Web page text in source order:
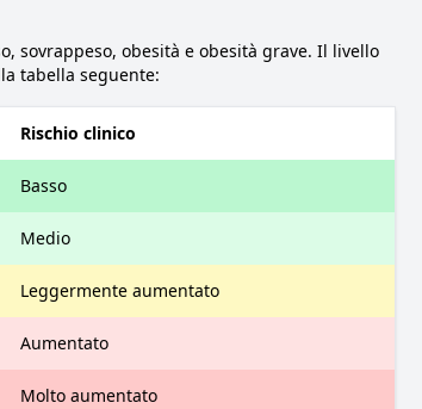
sovrappeso, obesità e obesità grave. Il livello
tabella seguente:
Rischio clinico
Basso
Medio
Leggermente aumentato
Aumentato
Molto aumentato